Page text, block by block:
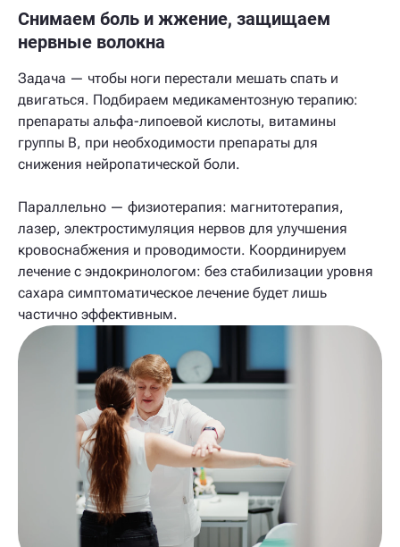
Снимаем боль и жжение, защищаем
нервные волокна
Задача — чтобы ноги перестали мешать спать и
двигаться. Подбираем медикаментозную терапию:
препараты альфа-липоевой кислоты, витамины
группы В, при необходимости препараты для
снижения нейропатической боли.
Параллельно — физиотерапия: магнитотерапия,
лазер, электростимуляция нервов для улучшения
кровоснабжения и проводимости. Координируем
лечение с эндокринологом: без стабилизации уровня
сахара симптоматическое лечение будет лишь
частично эффективным.